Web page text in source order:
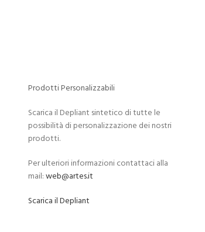
Prodotti Personalizzabili
Scarica il Depliant sintetico di tutte le
possibilità di personalizzazione dei nostri
prodotti.
Per ulteriori informazioni contattaci alla
mail:web@artes.it
Scarica il Depliant